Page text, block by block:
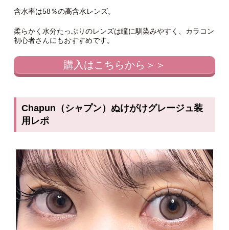
含水率は58％の高含水レンズ。
柔らかく水分たっぷりのレンズは瞳に馴染みやすく、カラコン
初心者さんにもおすすめです。
購入はこちらから＞＞
Chapun（シャプン）ぬけがけグレージュ装
用レポ